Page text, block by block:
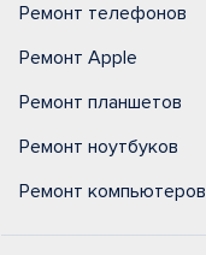
Ремонт телефонов
Ремонт Apple
Ремонт планшетов
Ремонт ноутбуков
Ремонт компьютеров